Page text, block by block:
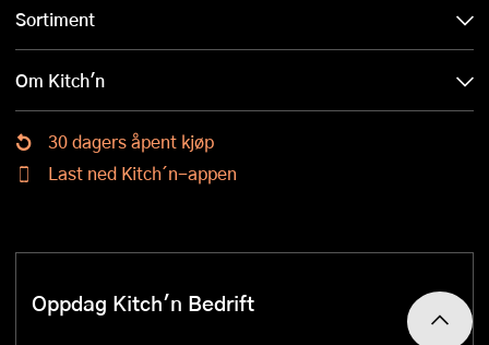
Sortiment
Om Kitch'n
30 dagers åpent kjøp
Last ned Kitch´n-appen
Oppdag Kitch'n Bedrift